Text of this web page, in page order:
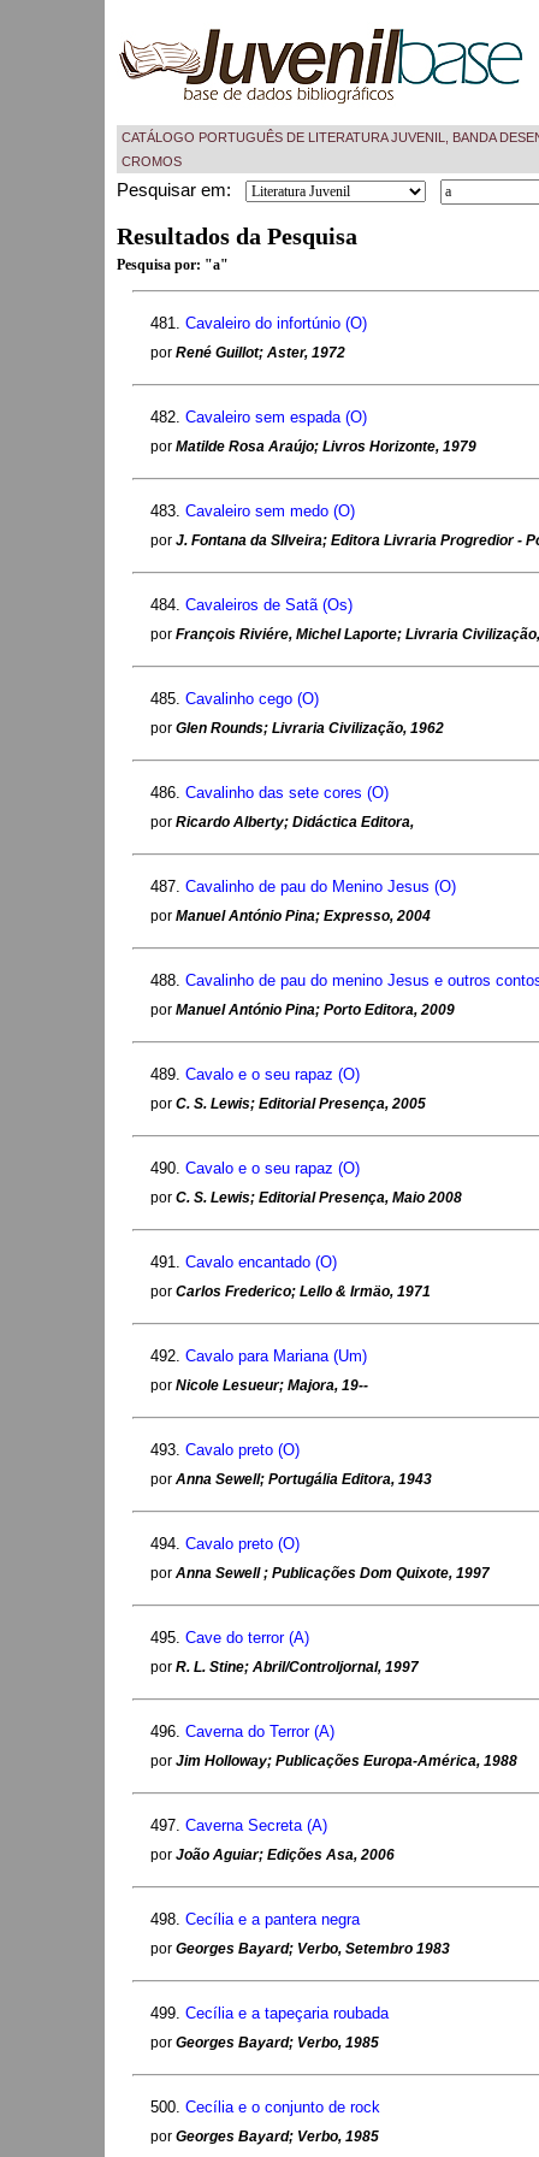
CATÁLOGO PORTUGUÊS DE LITERATURA JUVENIL, BANDA
CROMOS
Pesquisar em:
Resultados da Pesquisa
Pesquisa por: "a"
481. Cavaleiro do infortúnio (O)
por René Guillot; Aster, 1972
482. Cavaleiro sem espada (O)
por Matilde Rosa Araújo; Livros Horizonte, 1979
483. Cavaleiro sem medo (O)
por J. Fontana da SIlveira; Editora Livraria Progredior -
484. Cavaleiros de Satã (Os)
por François Riviére, Michel Laporte; Livraria
485. Cavalinho cego (O)
por Glen Rounds; Livraria Civilização, 1962
486. Cavalinho das sete cores (O)
por Ricardo Alberty; Didáctica Editora,
487. Cavalinho de pau do Menino Jesus (O)
por Manuel António Pina; Expresso, 2004
488. Cavalinho de pau do menino Jesus e outros
por Manuel António Pina; Porto Editora, 2009
489. Cavalo e o seu rapaz (O)
por C. S. Lewis; Editorial Presença, 2005
490. Cavalo e o seu rapaz (O)
por C. S. Lewis; Editorial Presença, Maio 2008
491. Cavalo encantado (O)
por Carlos Frederico; Lello & Irmäo, 1971
492. Cavalo para Mariana (Um)
por Nicole Lesueur; Majora, 19--
493. Cavalo preto (O)
por Anna Sewell; Portugália Editora, 1943
494. Cavalo preto (O)
por Anna Sewell ; Publicações Dom Quixote, 1997
495. Cave do terror (A)
por R. L. Stine; Abril/Controljornal, 1997
496. Caverna do Terror (A)
por Jim Holloway; Publicações Europa-América, 1988
497. Caverna Secreta (A)
por João Aguiar; Edições Asa, 2006
498. Cecília e a pantera negra
por Georges Bayard; Verbo, Setembro 1983
499. Cecília e a tapeçaria roubada
por Georges Bayard; Verbo, 1985
500. Cecília e o conjunto de rock
por Georges Bayard; Verbo, 1985